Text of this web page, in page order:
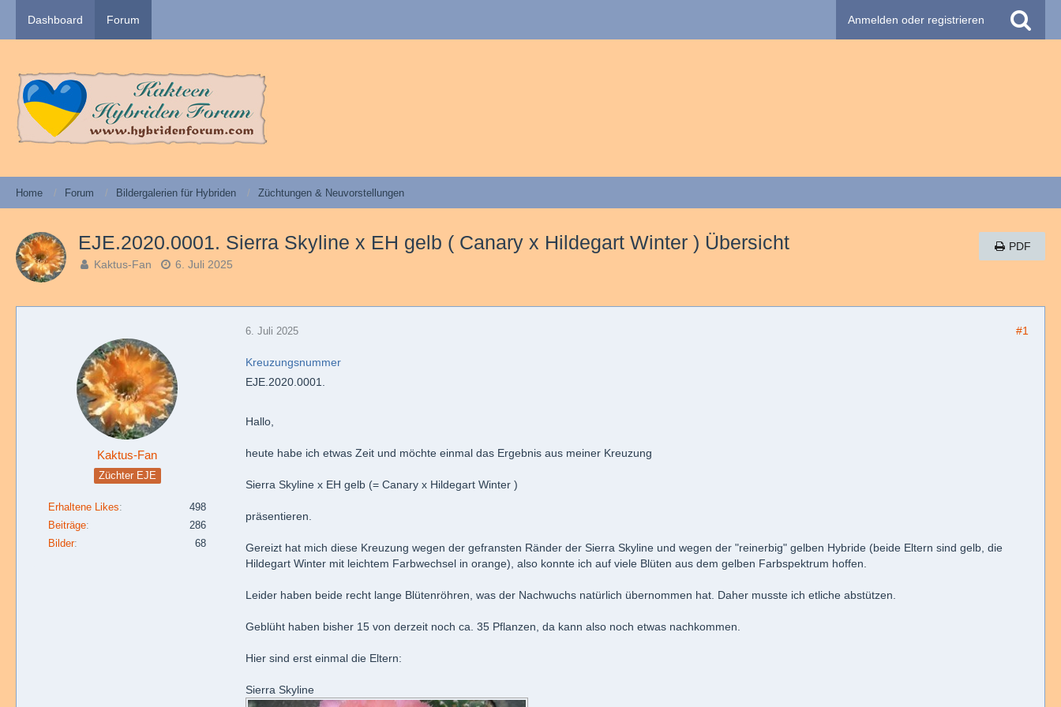
Dashboard Forum Anmelden oder registrieren
Home Forum Bildergalerien für Hybriden Züchtungen & Neuvorstellungen
EJE.2020.0001. Sierra Skyline x EH gelb ( Canary x Hildegart Winter ) Übersicht
Kaktus-Fan 6. Juli 2025
PDF
Kaktus-Fan
Züchter EJE
Erhaltene Likes
498
Beiträge
286
Bilder
68
6. Juli 2025 #1
Kreuzungsnummer
EJE.2020.0001.
Hallo,
heute habe ich etwas Zeit und möchte einmal das Ergebnis aus meiner Kreuzung
Sierra Skyline x EH gelb (= Canary x Hildegart Winter )
präsentieren.
Gereizt hat mich diese Kreuzung wegen der gefransten Ränder der Sierra Skyline und wegen der "reinerbig" gelben Hybride (beide Eltern sind gelb, die
Hildegart Winter mit leichtem Farbwechsel in orange), also konnte ich auf viele Blüten aus dem gelben Farbspektrum hoffen.
Leider haben beide recht lange Blütenröhren, was der Nachwuchs natürlich übernommen hat. Daher musste ich etliche abstützen.
Geblüht haben bisher 15 von derzeit noch ca. 35 Pflanzen, da kann also noch etwas nachkommen.
Hier sind erst einmal die Eltern:
Sierra Skyline